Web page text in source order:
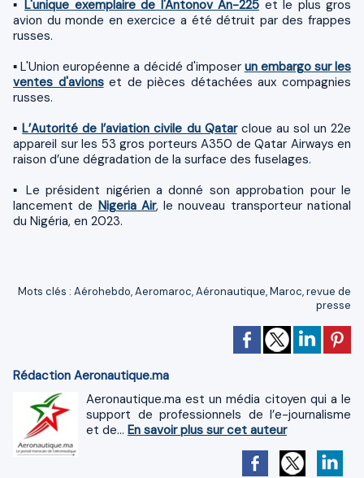
L'unique exemplaire de l'Antonov An-225 et le plus gros
avion du monde en exercice a été détruit par des frappes
russes.
▪ L'Union européenne a décidé d'imposer un embargo sur les
ventes d'avionset de pièces détachées aux compagnies
russes.
▪L’Autorité de l’aviation civile du Qatarcloue au sol un 22e
appareil sur les 53 gros porteurs A350 de Qatar Airways en
raison d’une dégradation de la surface des fuselages.
▪ Le président nigérien a donné son approbation pour le
lancement de Nigeria Air, le nouveau transporteur national
du Nigéria, en 2023.
Mots clés : Aérohebdo,Aeromaroc,Aéronautique,Maroc,revue de
presse
Rédaction Aeronautique.ma
Aeronautique.ma est un média citoyen qui a le
support de professionnels de l’e-journalisme
et de... En savoir plus sur cet auteur